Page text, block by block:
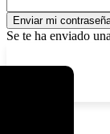
Se te ha enviado